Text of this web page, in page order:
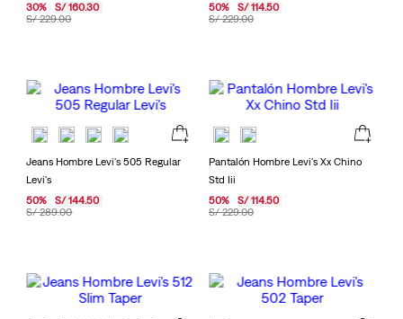
S/ 229.00
30% S/ 160.30
S/ 229.00
50% S/ 114.50
Jeans Hombre Levi's 505 Regular
Levi's
S/ 289.00
50% S/ 144.50
Pantalón Hombre Levi's Xx Chino
Std Iii
S/ 229.00
50% S/ 114.50